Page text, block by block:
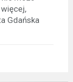
Gdańska